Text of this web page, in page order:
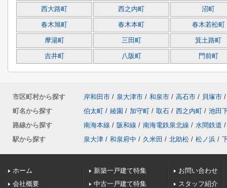
西大路町 西之内町 沼町
春木旭町 春木本町 春木若松町
摩湯町 三田町 箕土路町
吉井町 八阪町 門前町
市区町村から探す 岸和田市 / 泉大津市 / 和泉市 / 高石市 / 貝塚市 /
町名から探す
伯太町 / 綾園 / 加守町 / 取石 / 西之内町 / 池田
路線から探す
南海本線 / 阪和線 / 南海電鉄泉北線 / 水間鉄道 /
駅から探す
泉大津 / 和泉府中 / 久米田 / 北助松 / 松ノ浜 /
ホーム
会社概要
新築一戸建て特集
中古一戸建て特集
お問い合わせ
スタッフ紹介